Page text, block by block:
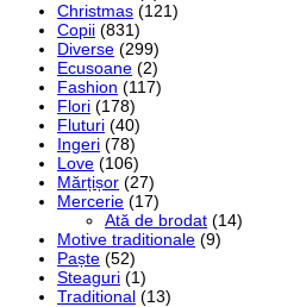
Christmas (121)
Copii (831)
Diverse (299)
Ecusoane (2)
Fashion (117)
Flori (178)
Fluturi (40)
Ingeri (78)
Love (106)
Mărțișor (27)
Mercerie (17)
Ată de brodat (14)
Motive traditionale (9)
Paște (52)
Steaguri (1)
Traditional (13)